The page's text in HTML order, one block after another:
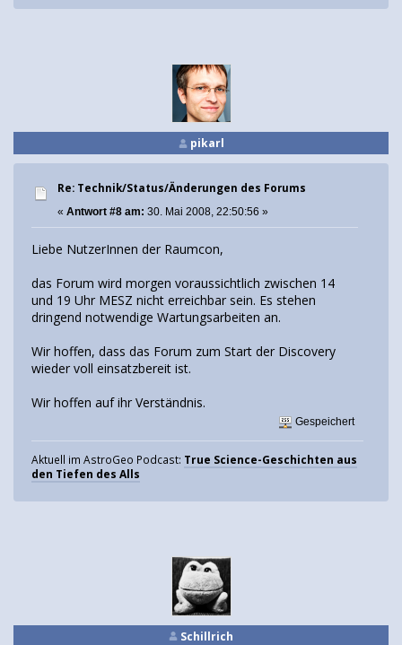
pikarl
Re: Technik/Status/Änderungen des Forums
« Antwort #8 am: 30. Mai 2008, 22:50:56 »
Liebe NutzerInnen der Raumcon,
das Forum wird morgen voraussichtlich zwischen 14
und 19 Uhr MESZ nicht erreichbar sein. Es stehen
dringend notwendige Wartungsarbeiten an.
Wir hoffen, dass das Forum zum Start der Discovery
wieder voll einsatzbereit ist.
Wir hoffen auf ihr Verständnis.
Gespeichert
Aktuell im AstroGeo Podcast: True Science-Geschichten aus
den Tiefen des Alls
Schillrich